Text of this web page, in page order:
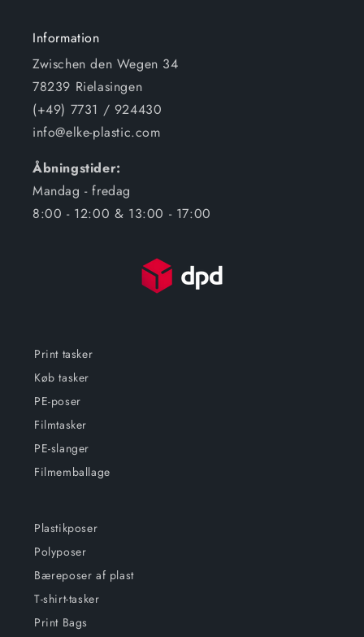
Information
Zwischen den Wegen 34
78239 Rielasingen
(+49) 7731 / 924430
info@elke-plastic.com
Åbningstider:
Mandag - fredag
8:00 - 12:00 & 13:00 - 17:00
Print tasker
Køb tasker
PE-poser
Filmtasker
PE-slanger
Filmemballage
Plastikposer
Polyposer
Bæreposer af plast
T-shirt-tasker
Print Bags